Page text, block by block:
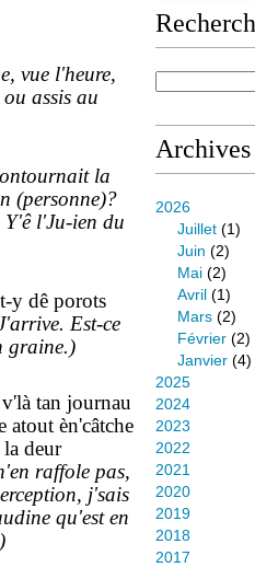
vue l'heure,
assis au
la
(personne)?
l'Ju-ien du
y dê porots
Est-ce
graine.)
tan journau
atout èn'câtche
deur
raffole pas,
j'sais
qu'est en
Archives
2026
Juillet (1)
Juin (2)
Mai (2)
Avril (1)
Mars (2)
Février (2)
Janvier (4)
2025
2024
2023
2022
2021
2020
2019
2018
2017